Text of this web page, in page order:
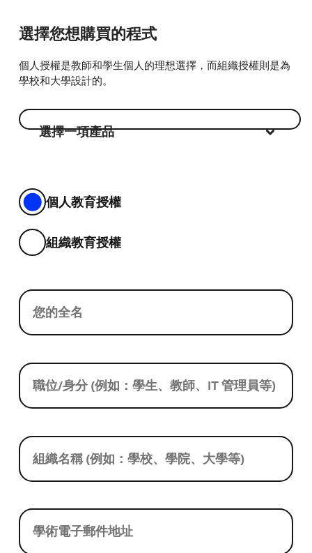
選擇您想購買的程式
個人授權是教師和學生個人的理想選擇，而組織授權則是為
學校和大學設計的。
選擇一項產品
個人教育授權
組織教育授權
您的全名
職位/身分 (例如：學生、教師、IT 管理員等)
組織名稱 (例如：學校、學院、大學等)
學術電子郵件地址